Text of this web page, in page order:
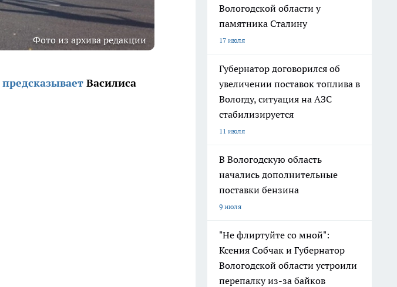
Фото из архива редакции
предсказывает Василиса
Вологодской области у
памятника Сталину
17 июля
Губернатор договорился об
увеличении поставок топлива в
Вологду, ситуация на АЗС
стабилизируется
11 июля
В Вологодскую область
начались дополнительные
поставки бензина
9 июля
"Не флиртуйте со мной":
Ксения Собчак и Губернатор
Вологодской области устроили
перепалку из-за байков